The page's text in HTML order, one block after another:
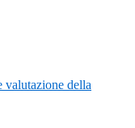
valutazione della